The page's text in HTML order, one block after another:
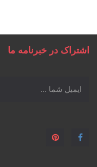
اشتراک در خبرنامه ما